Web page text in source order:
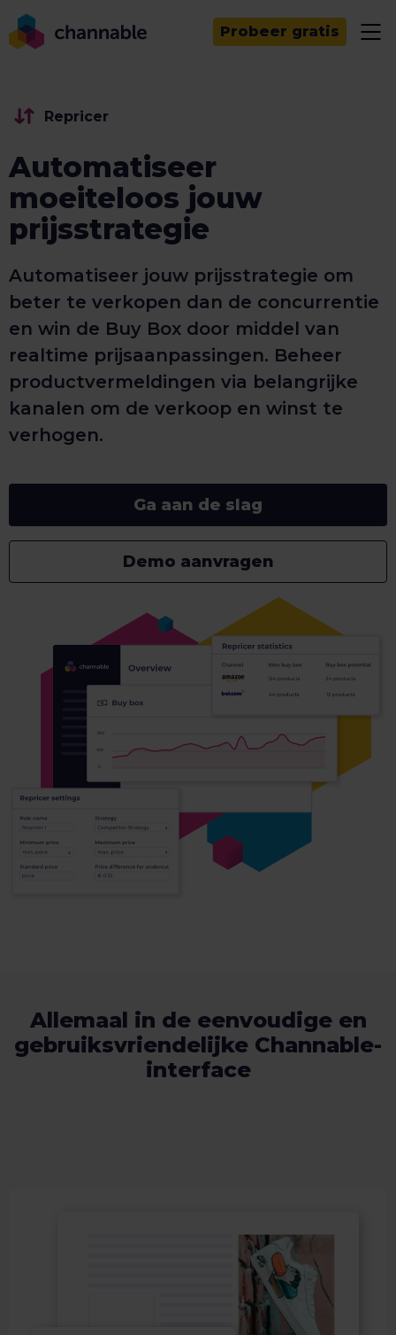
Probeer gratis
Repricer
Automatiseer
moeiteloos jouw
prijsstrategie
Automatiseer jouw prijsstrategie om
beter te verkopen dan de concurrentie
en win de Buy Box door middel van
realtime prijsaanpassingen. Beheer
productvermeldingen via belangrijke
kanalen om de verkoop en winst te
verhogen.
Ga aan de slag
Demo aanvragen
Allemaal in de eenvoudige en
gebruiksvriendelijke Channable-
interface